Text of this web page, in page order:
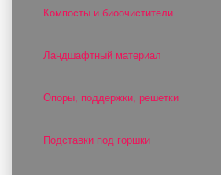
Компосты и биоочистители
Ландшафтный материал
Опоры, поддержки, решетки
Подставки под горшки